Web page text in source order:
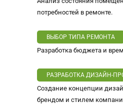
потребностей в ремонте.
ВЫБОР ТИПА РЕМОНТА
Разработка бюджета и
РАЗРАБОТКА ДИЗАЙН-
Создание концепции
брендом и стилем